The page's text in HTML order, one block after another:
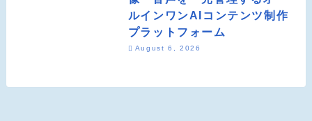
ルインワンAIコンテンツ制作
プラットフォーム
August 6, 2026